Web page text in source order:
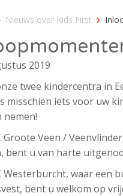
Nieuws over Kids First
2019
twee kindercentra in
misschien iets voor uw
nemen!
Groote Veen /
bent u van harte
Westerburcht, waar een
bent u welkom op